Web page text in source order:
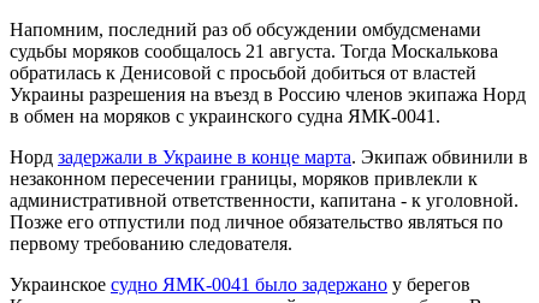
Напомним, последний раз об обсуждении омбудсменами
судьбы моряков сообщалось 21 августа. Тогда Москалькова
обратилась к Денисовой с просьбой добиться от властей
Украины разрешения на въезд в Россию членов экипажа Норд
в обмен на моряков с украинского судна ЯМК-0041.
Норд задержали в Украине в конце марта. Экипаж обвинили в
незаконном пересечении границы, моряков привлекли к
административной ответственности, капитана - к уголовной.
Позже его отпустили под личное обязательство являться по
первому требованию следователя.
Украинское судно ЯМК-0041 было задержано у берегов